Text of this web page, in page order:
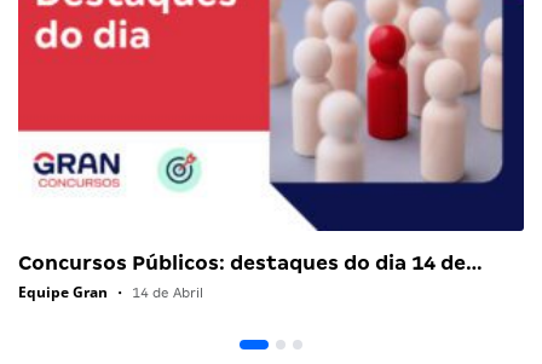
Concursos Públicos: destaques do dia 14 de…
Equipe Gran • 14 de Abril